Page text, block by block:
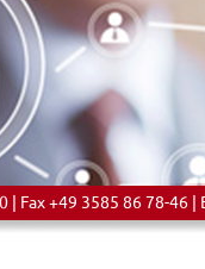
| Fax +49 3585 86 78-46 |